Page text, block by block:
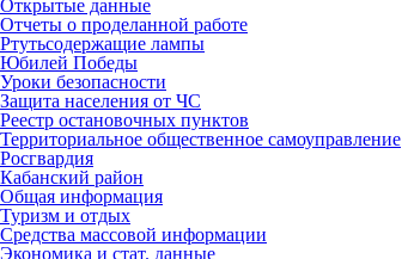
Открытые данные
Отчеты о проделанной работе
Ртутьсодержащие лампы
Юбилей Победы
Уроки безопасности
Защита населения от ЧС
Реестр остановочных пунктов
Территориальное общественное самоуправление
Росгвардия
Кабанский район
Общая информация
Туризм и отдых
Средства массовой информации
Экономика и стат. данные